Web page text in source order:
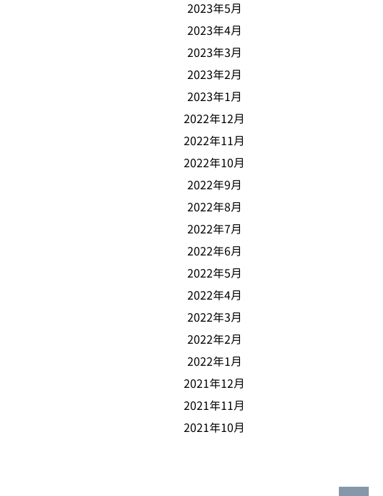
2023年5月
2023年4月
2023年3月
2023年2月
2023年1月
2022年12月
2022年11月
2022年10月
2022年9月
2022年8月
2022年7月
2022年6月
2022年5月
2022年4月
2022年3月
2022年2月
2022年1月
2021年12月
2021年11月
2021年10月